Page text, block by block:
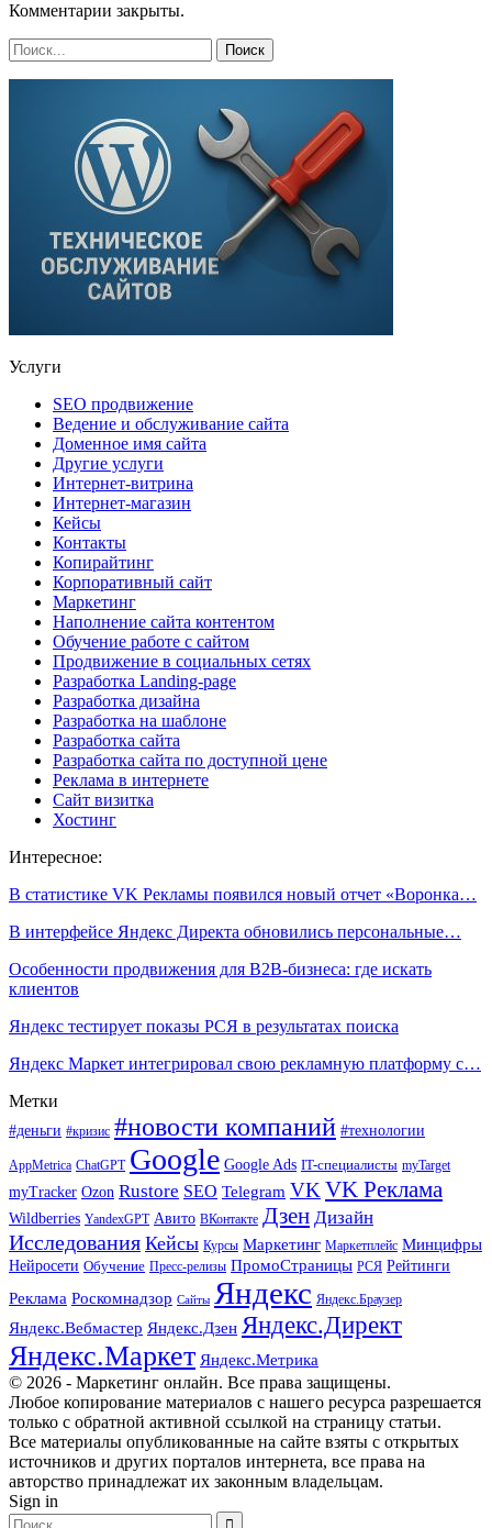
Комментарии закрыты.
Услуги
SEO продвижение
Ведение и обслуживание сайта
Доменное имя сайта
Другие услуги
Интернет-витрина
Интернет-магазин
Кейсы
Контакты
Копирайтинг
Корпоративный сайт
Маркетинг
Наполнение сайта контентом
Обучение работе с сайтом
Продвижение в социальных сетях
Разработка Landing-page
Разработка дизайна
Разработка на шаблоне
Разработка сайта
Разработка сайта по доступной цене
Реклама в интернете
Сайт визитка
Хостинг
Интересное:
В статистике VK Рекламы появился новый отчет «Воронка…
В интерфейсе Яндекс Директа обновились персональные…
Особенности продвижения для B2B-бизнеса: где искать
клиентов
Яндекс тестирует показы РСЯ в результатах поиска
Яндекс Маркет интегрировал свою рекламную платформу с…
Метки
#деньги #кризис #новости компаний #технологии
AppMetrica ChatGPT Google Google Ads IT-специалисты myTarget
myTracker Ozon Rustore SEO Telegram VK VK Реклама
Wildberries YandexGPT Авито ВКонтакте Дзен Дизайн
Исследования Кейсы Курсы Маркетинг Маркетплейс Минцифры
Нейросети Обучение Пресс-релизы ПромоСтраницы РСЯ Рейтинги
Реклама Роскомнадзор Сайты Яндекс Яндекс.Браузер
Яндекс.Вебмастер Яндекс.Дзен Яндекс.Директ
Яндекс.Маркет Яндекс.Метрика
© 2026 - Маркетинг онлайн. Все права защищены.
Любое копирование материалов с нашего ресурса разрешается
только с обратной активной ссылкой на страницу статьи.
Все материалы опубликованные на сайте взяты с открытых
источников и других порталов интернета, все права на
авторство принадлежат их законным владельцам.
Sign in